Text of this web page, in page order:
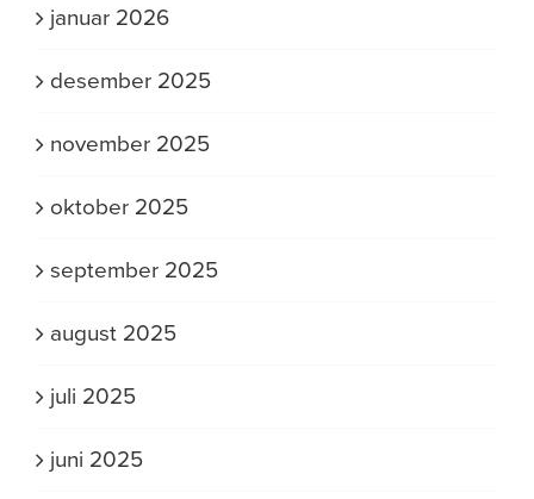
januar 2026
desember 2025
november 2025
oktober 2025
september 2025
august 2025
juli 2025
juni 2025